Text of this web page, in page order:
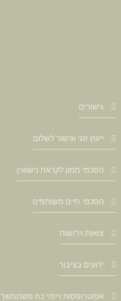
גישורים
ייעוץ זוגי וגישור לשלום
הסכמי ממון לקראת נישואין
הסכמי חיים משותפים
צואות וירושות
ידועים בציבור
אפוטרופסות וייפוי כח משתמשך